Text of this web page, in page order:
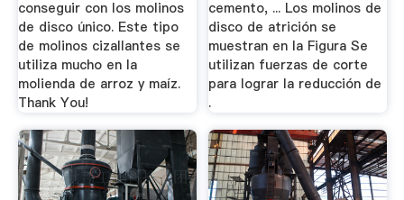
conseguir con los molinos
de disco único. Este tipo
de molinos cizallantes se
utiliza mucho en la
molienda de arroz y maíz.
Thank You!
cemento, ... Los molinos de
disco de atrición se
muestran en la Figura Se
utilizan fuerzas de corte
para lograr la reducción de
.